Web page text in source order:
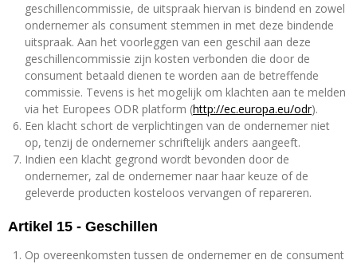
geschillencommissie, de uitspraak hiervan is bindend en zowel
ondernemer als consument stemmen in met deze bindende
uitspraak. Aan het voorleggen van een geschil aan deze
geschillencommissie zijn kosten verbonden die door de
consument betaald dienen te worden aan de betreffende
commissie. Tevens is het mogelijk om klachten aan te melden
via het Europees ODR platform (http://ec.europa.eu/odr).
Een klacht schort de verplichtingen van de ondernemer niet
op, tenzij de ondernemer schriftelijk anders aangeeft.
Indien een klacht gegrond wordt bevonden door de
ondernemer, zal de ondernemer naar haar keuze of de
geleverde producten kosteloos vervangen of repareren.
Artikel 15 - Geschillen
Op overeenkomsten tussen de ondernemer en de consument